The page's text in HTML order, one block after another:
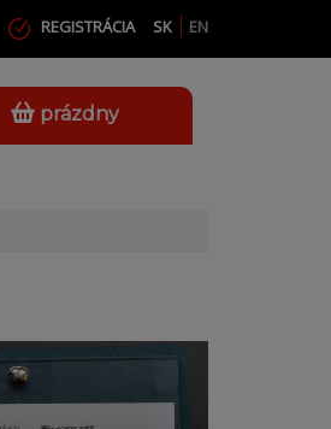
SK EN
REGISTRÁCIA
prázdny